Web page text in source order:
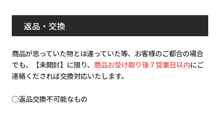
返品・交換
商品が思っていた物とは違っていた等、お客様のご都合の場合
でも、【未開封】に限り、 商品お受け取り後７営業日以内にご
連絡くだされば交換対応いたします。
◯返品交換不可能なもの